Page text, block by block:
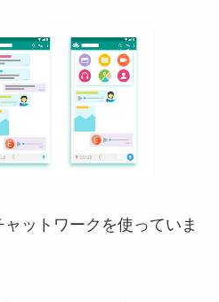
ットワークを使っていま